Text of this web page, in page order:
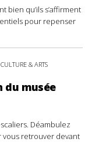
bien qu’ils s’affirment
pour repenser
CULTURE & ARTS
du musée
Déambulez
vous retrouver devant